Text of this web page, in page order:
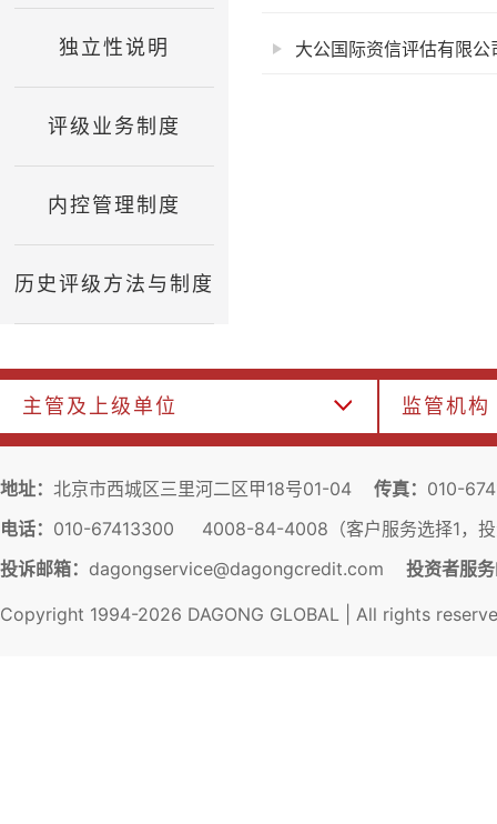
独立性说明
评级业务制度
内控管理制度
历史评级方法与制度
大公国际资信评估有限
主管及上级单位 监管机构
地址： 北京市西城区三里河二区甲18号01-04 传真： 010-
电话： 010-67413300 4008-84-4008（客户服务选择1，投
投诉邮箱： dagongservice@dagongcredit.com 投资者服
Copyright 1994-2026 DAGONG GLOBAL | All rights